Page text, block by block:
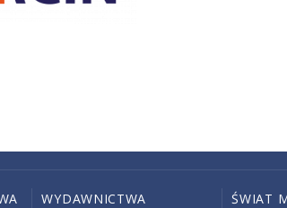
WYDAWNICTWA ŚWIAT